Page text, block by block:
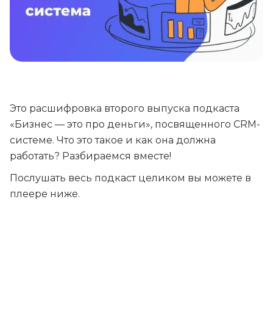
Это расшифровка второго выпуска подкаста
«Бизнес — это про деньги», посвященного CRM-
системе. Что это такое и как она должна
работать? Разбираемся вместе!
Послушать весь подкаст целиком вы можете в
плеере ниже.